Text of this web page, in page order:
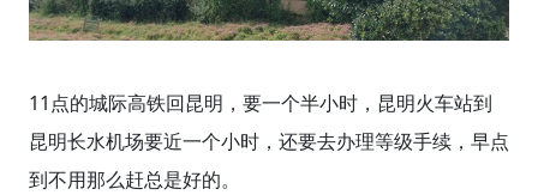
11点的城际高铁回昆明，要一个半小时，昆明火车站到
昆明长水机场要近一个小时，还要去办理等级手续，早点
到不用那么赶总是好的。